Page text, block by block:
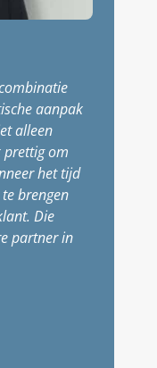
aanpak
alleen
prettig om
het tijd
brengen
Die
partner in